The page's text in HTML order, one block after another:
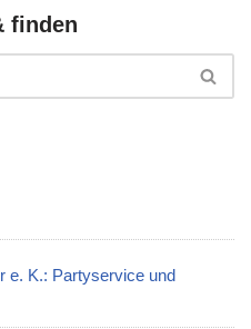
finden
e. K.: Partyservice und